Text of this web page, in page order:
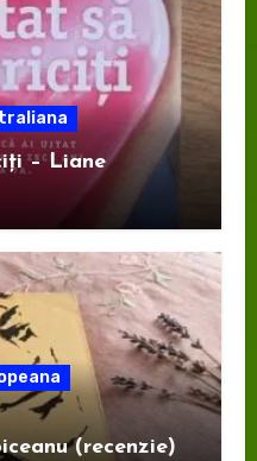
– Liane
(recenzie)